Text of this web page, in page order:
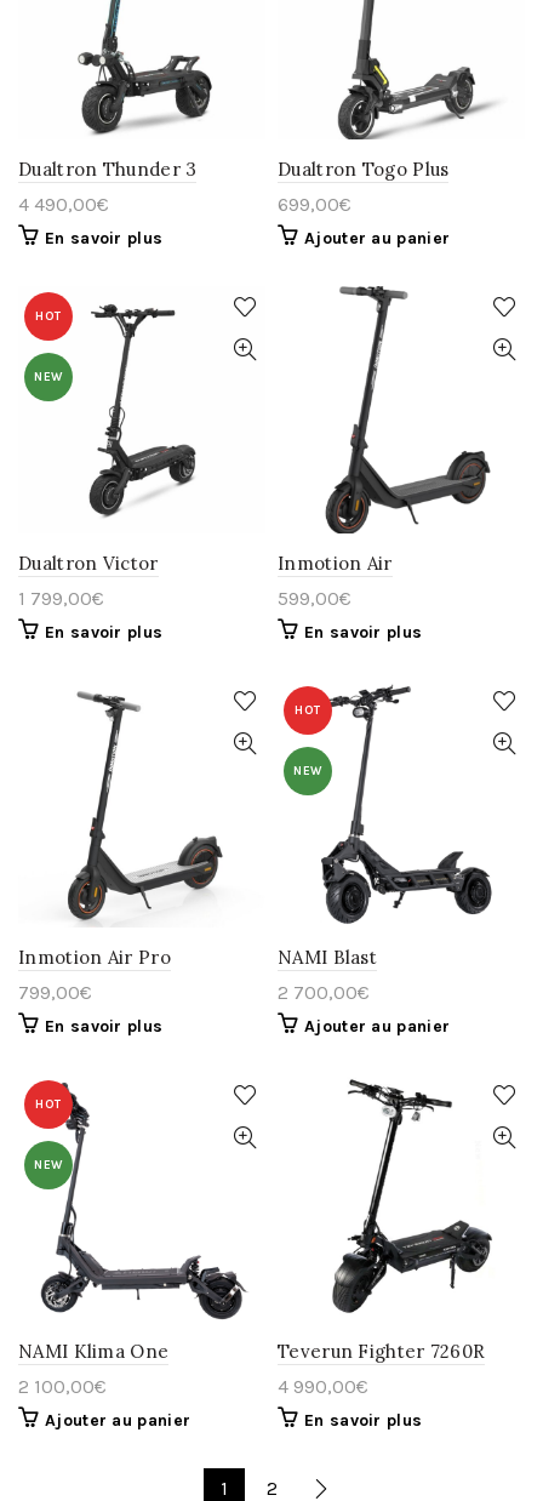
Dualtron Thunder 3
4 490,00€
En savoir plus
Dualtron Togo Plus
699,00€
Ajouter au panier
HOT
NEW
Dualtron Victor
1 799,00€
En savoir plus
Inmotion Air
599,00€
En savoir plus
Inmotion Air Pro
799,00€
En savoir plus
HOT
NEW
NAMI Blast
2 700,00€
Ajouter au panier
HOT
NEW
NAMI Klima One
2 100,00€
Ajouter au panier
Teverun Fighter 7260R
4 990,00€
En savoir plus
1 2